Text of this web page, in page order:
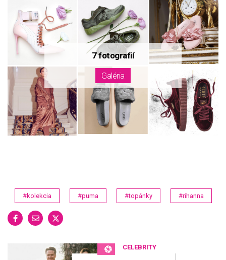
#kolekcia #puma #topánky #rihanna
CELEBRITY